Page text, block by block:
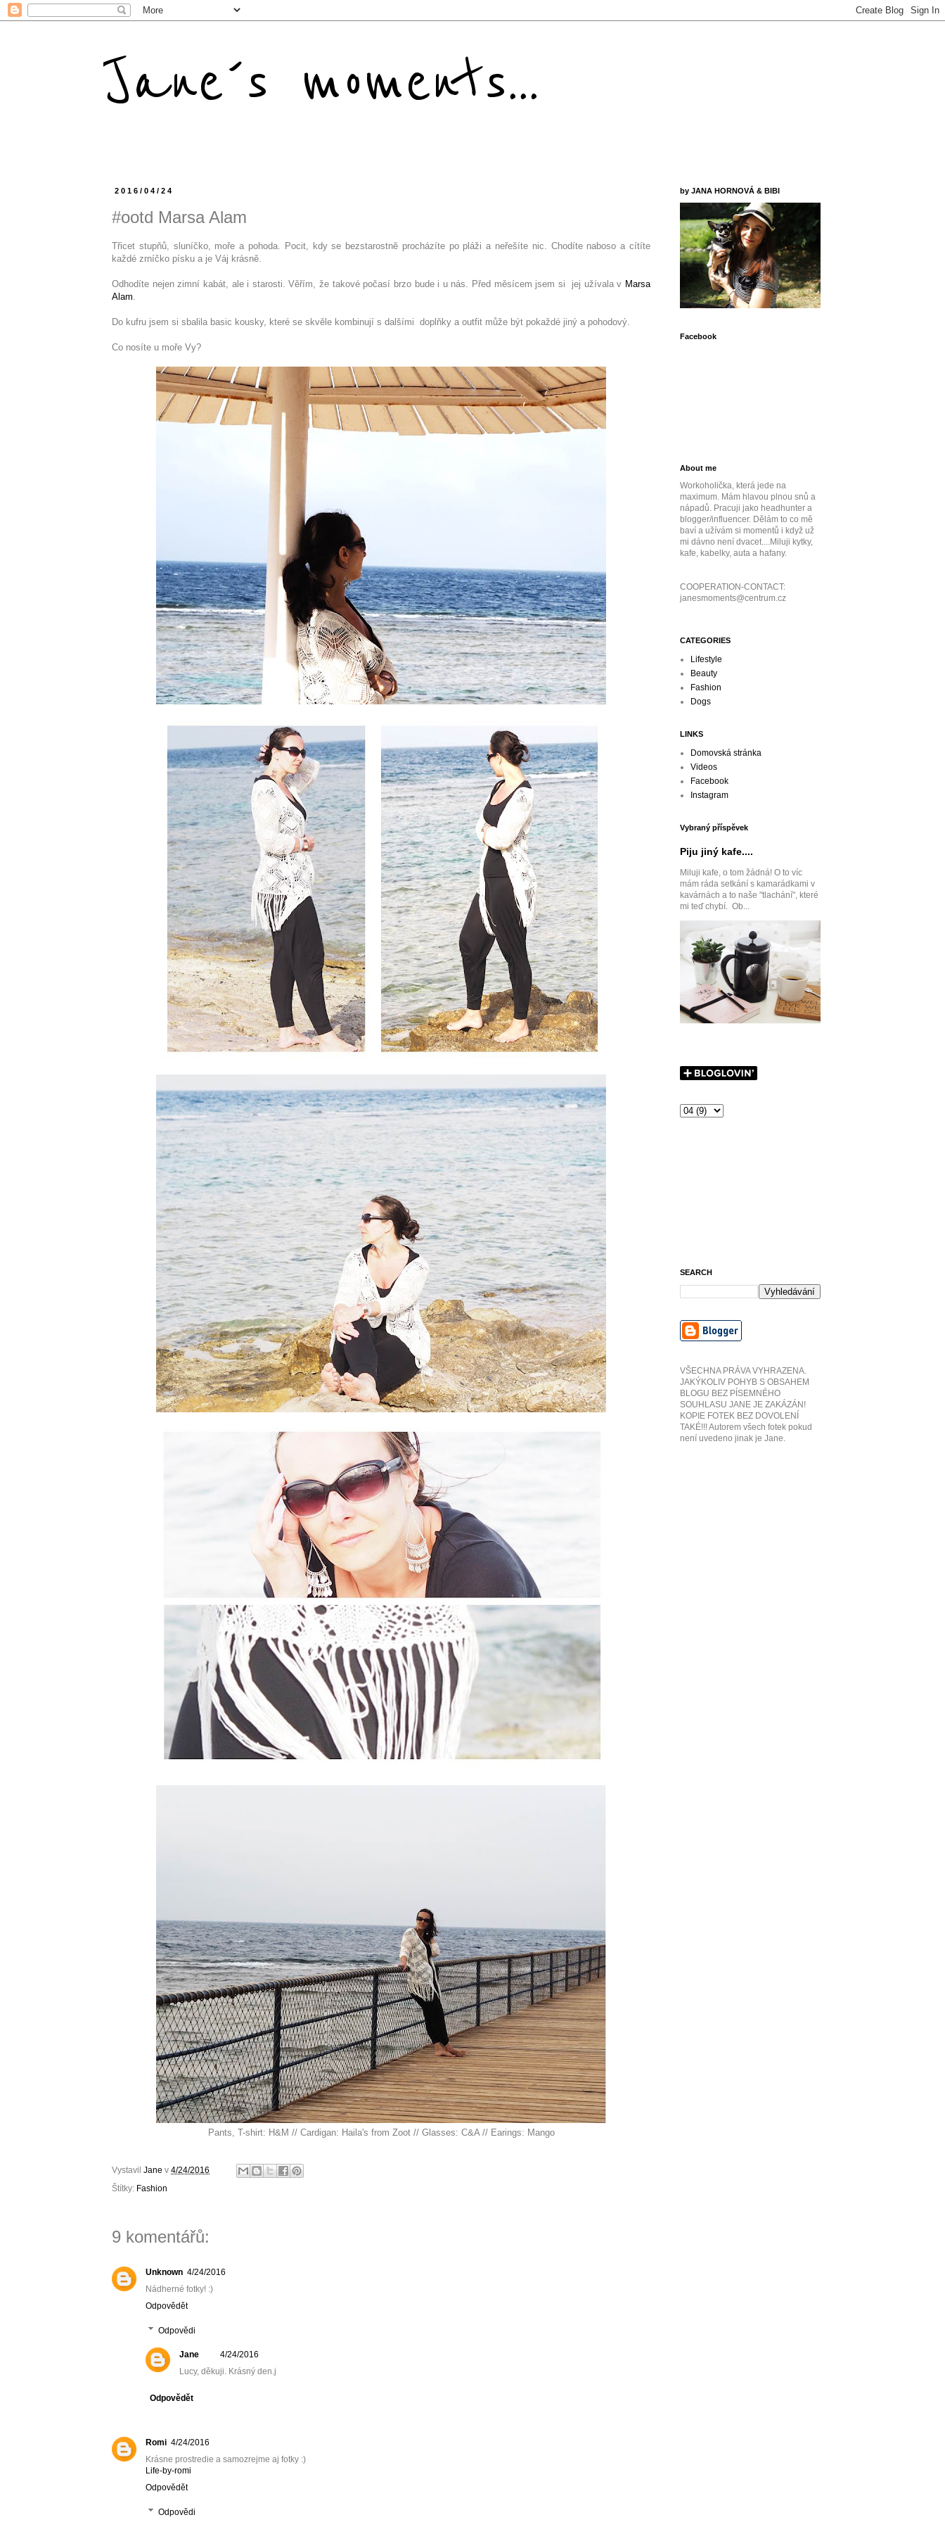
Jane´s moments...
2016/04/24
#ootd Marsa Alam
Třicet stupňů, sluníčko, moře a pohoda. Pocit, kdy se bezstarostně procházíte po pláži a neřešíte nic. Chodíte naboso a cítíte
každé zrníčko písku a je Váj krásně.
Odhodíte nejen zimní kabát, ale i starosti. Věřím, že takové počasí brzo bude i u nás. Před měsícem jsem si jej užívala v Marsa
Alam.
Do kufru jsem si sbalila basic kousky, které se skvěle kombinují s dalšími doplňky a outfit může být pokaždé jiný a pohodový.
Co nosíte u moře Vy?
Pants, T-shirt: H&M // Cardigan: Haila's from Zoot // Glasses: C&A // Earings: Mango
Vystavil Jane v 4/24/2016
Štítky: Fashion
9 komentářů:
Unknown 4/24/2016
Nádherné fotky! :)
Odpovědět
Odpovědi
Jane
4/24/2016
Lucy, děkuji. Krásný den.j
Odpovědět
Romi 4/24/2016
Krásne prostredie a samozrejme aj fotky :)
Life-by-romi
Odpovědět
Odpovědi
by JANA HORNOVÁ & BIBI
Facebook
About me
Workoholička, která jede na
maximum. Mám hlavou plnou snů a
nápadů. Pracuji jako headhunter a
blogger/influencer. Dělám to co mě
baví a užívám si momentů i když už
mi dávno není dvacet....Miluji kytky,
kafe, kabelky, auta a hafany.
COOPERATION-CONTACT:
janesmoments@centrum.cz
CATEGORIES
Lifestyle
Beauty
Fashion
Dogs
LINKS
Domovská stránka
Videos
Facebook
Instagram
Vybraný příspěvek
Piju jiný kafe....
Miluji kafe, o tom žádná! O to víc
mám ráda setkání s kamarádkami v
kavárnách a to naše "tlachání", které
mi teď chybí. Ob...
SEARCH
VŠECHNA PRÁVA VYHRAZENA.
JAKÝKOLIV POHYB S OBSAHEM
BLOGU BEZ PÍSEMNÉHO
SOUHLASU JANE JE ZAKÁZÁN!
KOPIE FOTEK BEZ DOVOLENÍ
TAKÉ!!! Autorem všech fotek pokud
není uvedeno jinak je Jane.